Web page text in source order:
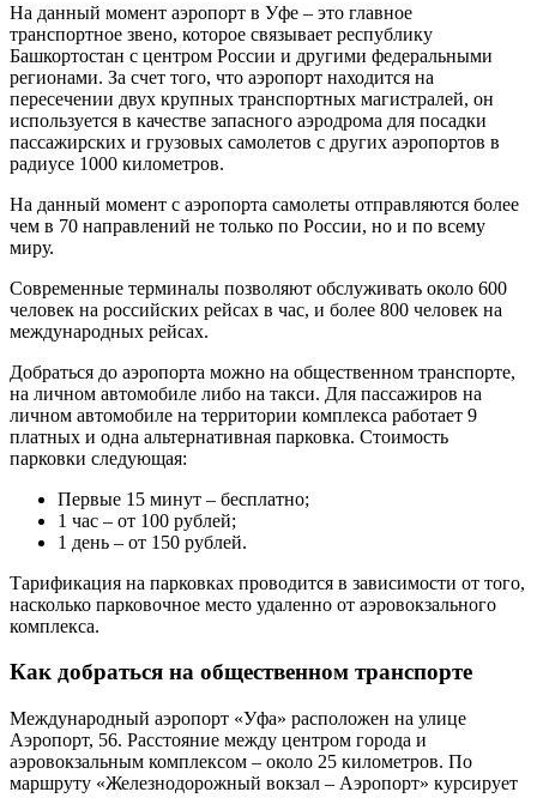
На данный момент аэропорт в Уфе – это главное
транспортное звено, которое связывает республику
Башкортостан с центром России и другими федеральными
регионами. За счет того, что аэропорт находится на
пересечении двух крупных транспортных магистралей, он
используется в качестве запасного аэродрома для посадки
пассажирских и грузовых самолетов с других аэропортов в
радиусе 1000 километров.
На данный момент с аэропорта самолеты отправляются более
чем в 70 направлений не только по России, но и по всему
миру.
Современные терминалы позволяют обслуживать около 600
человек на российских рейсах в час, и более 800 человек на
международных рейсах.
Добраться до аэропорта можно на общественном транспорте,
на личном автомобиле либо на такси. Для пассажиров на
личном автомобиле на территории комплекса работает 9
платных и одна альтернативная парковка. Стоимость
парковки следующая:
Первые 15 минут – бесплатно;
1 час – от 100 рублей;
1 день – от 150 рублей.
Тарификация на парковках проводится в зависимости от того,
насколько парковочное место удаленно от аэровокзального
комплекса.
Как добраться на общественном транспорте
Международный аэропорт «Уфа» расположен на улице
Аэропорт, 56. Расстояние между центром города и
аэровокзальным комплексом – около 25 километров. По
маршруту «Железнодорожный вокзал – Аэропорт» курсирует